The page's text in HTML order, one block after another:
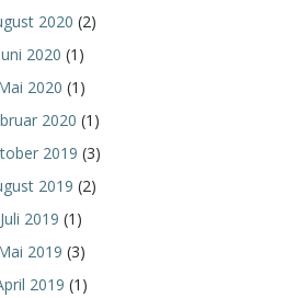
2020 (2)
2020 (1)
2020 (1)
2020 (1)
2019 (3)
2019 (2)
Juli 2019 (1)
2019 (3)
2019 (1)